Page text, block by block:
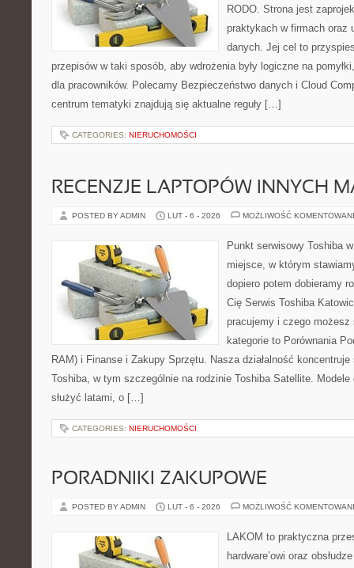
RODO. Strona jest
praktykach w firmach oraz
danych. Jej cel to
przepisów w taki sposób, aby wdrożenia były logiczne na
dla pracowników. Polecamy Bezpieczeństwo danych i Cloud
centrum tematyki znajdują się aktualne reguły […]
CATEGORIES: NIERUCHOMOŚCI
RECENZJE LAPTOPÓW INNYCH
POSTED BY ADMIN LUT - 6 - 2026 MOŻLIWOŚĆ
Punkt serwisowy Toshiba
miejsce, w którym
dopiero potem dobieramy
Cię Serwis Toshiba
pracujemy i czego
kategorie to Porównania
RAM) i Finanse i Zakupy Sprzętu. Nasza działalność
Toshiba, w tym szczególnie na rodzinie Toshiba Satellite.
służyć latami, o […]
CATEGORIES: NIERUCHOMOŚCI
PORADNIKI ZAKUPOWE
POSTED BY ADMIN LUT - 6 - 2026 MOŻLIWOŚĆ
LAKOM to praktyczna
hardware’owi oraz